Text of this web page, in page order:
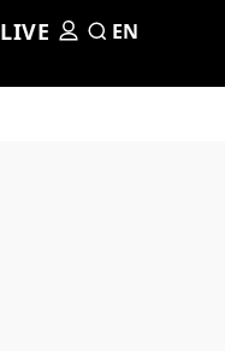
LIVE EN